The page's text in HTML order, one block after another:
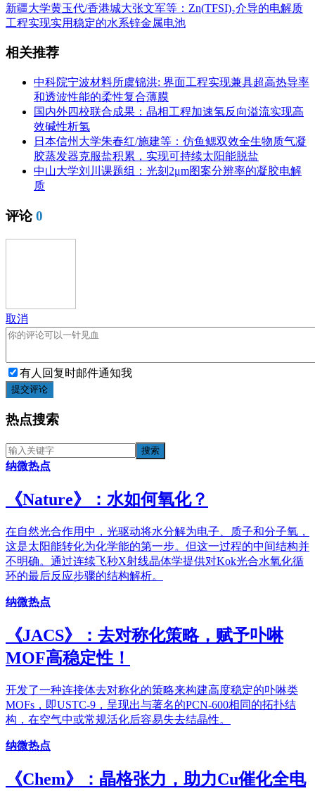
新疆大学黄玉代/香港城大张文军等：Zn(TFSI)₂介导的电解质
工程实现实用稳定的水系锌金属电池
相关推荐
中科院宁波材料所虞锦洪: 界面工程实现兼具超高热导率
和透波性能的柔性复合薄膜
国内外四校联合成果：晶相工程加速氢反向溢流实现高
效碱性析氢
日本信州大学朱春红/施建等：仿鱼鳃双效全生物质气凝
胶蒸发器克服盐积累，实现可持续太阳能脱盐
中山大学刘川课题组：光刻2μm图案分辨率的凝胶电解
质
评论0
取消
有人回复时邮件通知我
提交评论
热点搜索
纳微热点
《​Nature》：水如何氧化？
在自然光合作用中，光驱动将水分解为电子、质子和分子氧，
这是太阳能转化为化学能的第一步。但这一过程的中间结构并
不明确。通过连续飞秒X射线晶体学提供对Kok光合水氧化循
环的最后反应步骤的结构解析。
纳微热点
《JACS》：去对称化策略，赋予卟啉
MOF高稳定性！
开发了一种连接体去对称化的策略来构建高度稳定的卟啉类
MOFs，即USTC-9，呈现出与著名的PCN-600相同的拓扑结
构，在空气中或常规活化后容易失去结晶性。
纳微热点
《Chem》：晶格张力，助力Cu催化全电